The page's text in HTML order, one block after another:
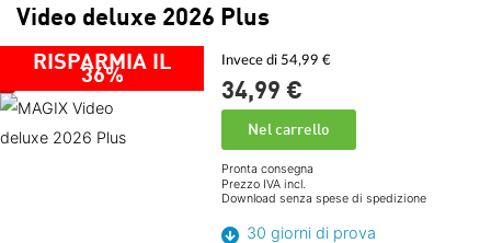
Video deluxe 2026 Plus
RISPARMIA IL
36%
Invece di 54,99 €
34,99 €
Nel carrello
Pronta consegna
Prezzo IVA incl.
Download senza spese di spedizione
30 giorni di prova